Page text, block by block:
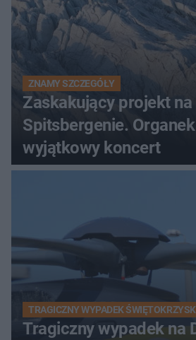
ZNAMY SZCZEGÓŁY
Zaskakujący projekt na
Spitsbergenie.
wyjątkowy koncert
TRAGICZNY WYPADEK
Tragiczny wypadek na